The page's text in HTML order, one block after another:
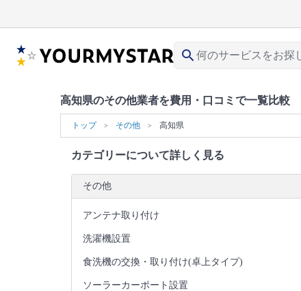
search
高知県のその他業者を費用・口コミで一覧比較
トップ その他 高知県
カテゴリーについて詳しく見る
その他
アンテナ取り付け
洗濯機設置
食洗機の交換・取り付け(卓上タイプ)
ソーラーカーポート設置